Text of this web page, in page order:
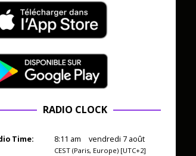
RADIO CLOCK
Time: 8:11 am vendredi 7 août
CEST (Paris, Europe) [UTC+2]